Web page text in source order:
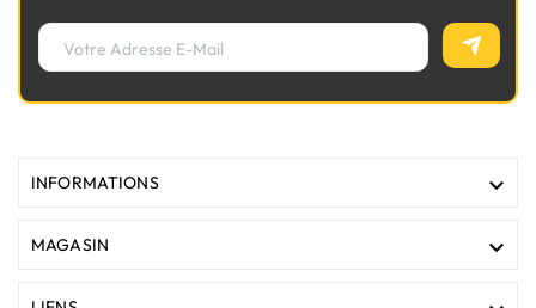
INFORMATIONS 
MAGASIN 